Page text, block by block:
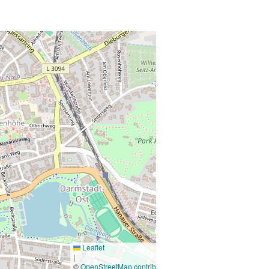
Leaflet
|
©OpenStreetMap contributors